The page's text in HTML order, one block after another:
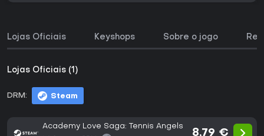
Lojas Oficiais Keyshops Sobre o jogo
Lojas Oficiais (1)
DRM: Steam
Academy Love Saga: Tennis Angels
8,79 €